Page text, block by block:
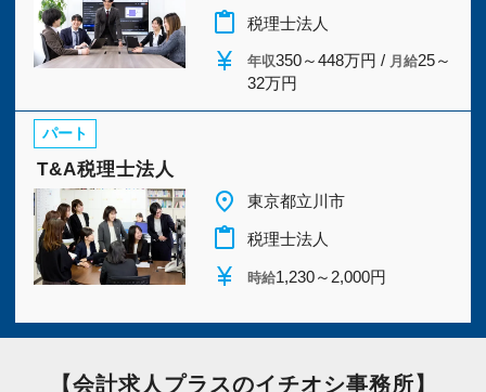
content_paste 税理士法人
currency_yen 年収350～448万円 / 月給25～
32万円
パート
T&A税理士法人
place 東京都立川市
content_paste 税理士法人
currency_yen 時給1,230～2,000円
【会計求人プラスのイチオシ事務所】